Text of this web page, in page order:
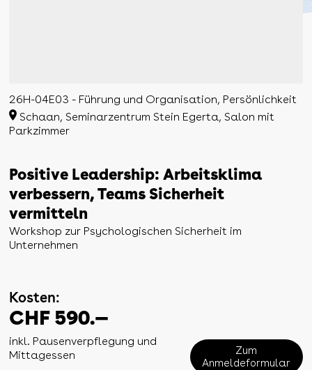
26H-04E03 - Führung und Organisation, Persönlichkeit
Schaan, Seminarzentrum Stein Egerta, Salon mit
Parkzimmer
Positive Leadership: Arbeitsklima
verbessern, Teams Sicherheit
vermitteln
Workshop zur Psychologischen Sicherheit im
Unternehmen
Kosten:
CHF 590.—
inkl. Pausenverpflegung und
Mittagessen
Zum
Anmeldeformular